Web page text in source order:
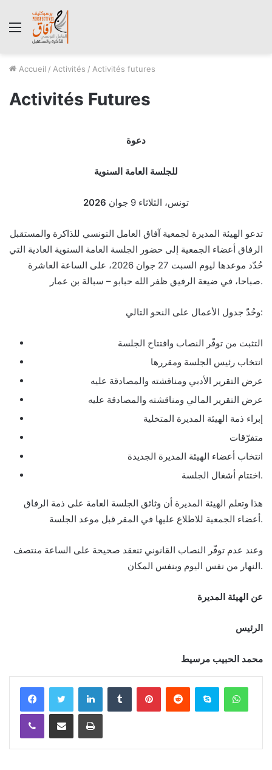
Menu
Accueil / Activités / Activités futures
Activités Futures
دعوة
للجلسة العامة السنوية
تونس، الثلاثاء 9 جوان 2026
تدعو الهيئة المديرة لجمعية آفاق العامل التونسي للذاكرة والمستقبل
الرفاق أعضاء الجمعية إلى حضور الجلسة العامة السنوية العادية التي
حُدّد موعدها ليوم السبت 27 جوان 2026، على الساعة العاشرة
صباحا، في ضيعة الرفيق ظفر الله حبابو – سبالة بن عمار.
وحُدّ جدول الأعمال على النحو التالي:
التثبت من توفّر النصاب وافتتاح الجلسة
انتخاب رئيس الجلسة ومقررها
عرض التقرير الأدبي ومناقشته والمصادقة عليه
عرض التقرير المالي ومناقشته والمصادقة عليه
إبراء ذمة الهيئة المديرة المتخلية
متفرّقات
انتخاب أعضاء الهيئة المديرة الجديدة
اختتام أشغال الجلسة.
هذا وتعلم الهيئة المديرة أن وثائق الجلسة العامة على ذمة الرفاق
أعضاء الجمعية للاطلاع عليها في المقر قبل موعد الجلسة.
وعند عدم توفّر النصاب القانوني تنعقد صحيحة على الساعة منتصف
النهار من نفس اليوم وبنفس المكان.
عن الهيئة المديرة
الرئيس
محمد الحبيب مرسيط